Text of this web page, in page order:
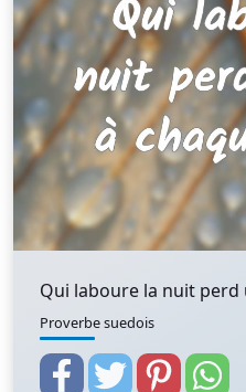
Qui laboure la nuit perd
Proverbe suedois